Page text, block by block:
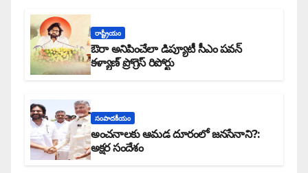
రాష్ట్రీయం
ఔరా అనిపించేలా డిప్యూటీ సీఎం పవన్
కళ్యాణ్ ప్రోగ్రెస్ రిపోర్టు
సంపాదకీయం
అంచనాలకు ఆమడ దూరంలో జనసేనాని?:
అక్షర సందేశం